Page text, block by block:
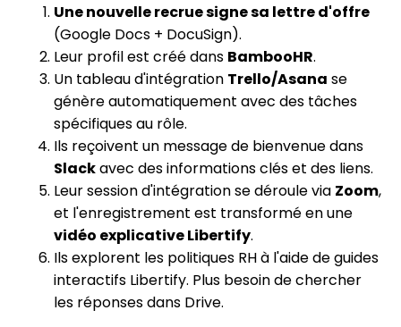
Une nouvelle recrue signe sa lettre d'offre
(Google Docs + DocuSign).
Leur profil est créé dans BambooHR.
Un tableau d'intégration Trello/Asana se
génère automatiquement avec des tâches
spécifiques au rôle.
Ils reçoivent un message de bienvenue dans
Slackavec des informations clés et des liens.
Leur session d'intégration se déroule via Zoom,
et l'enregistrement est transformé en une
vidéo explicative Libertify.
Ils explorent les politiques RH à l'aide de guides
interactifs Libertify. Plus besoin de chercher
les réponses dans Drive.